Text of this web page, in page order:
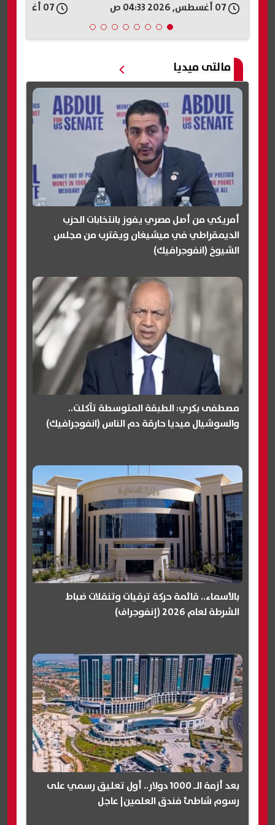
مالتى ميديا
أمريكي من أصل مصري يفوز بانتخابات الحزب
الديمقراطي في ميشيغان ويقترب من مجلس
الشيوخ (انفوجرافيك)
مصطفى بكري: الطبقة المتوسطة تآكلت..
والسوشيال ميديا حارقة دم الناس (انفوجرافيك)
بالأسماء.. قائمة حركة ترقيات وتنقلات ضباط
الشرطة لعام 2026 (إنفوجراف)
بعد أزمة الـ 1000 دولار.. أول تعليق رسمي على
رسوم شاطئ فندق العلمين| عاجل